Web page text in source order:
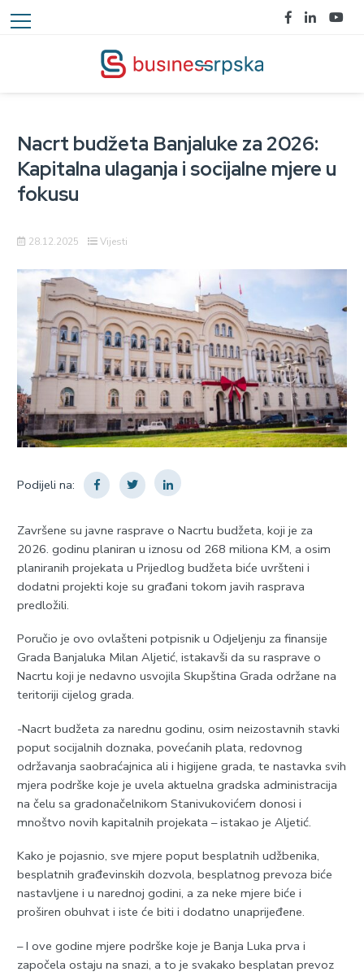
Nacrt budžeta Banjaluke za 2026:
Kapitalna ulaganja i socijalne mjere u
fokusu
28.12.2025 Vijesti
Podijeli na:
Završene su javne rasprave o Nacrtu budžeta, koji je za
2026. godinu planiran u iznosu od 268 miliona KM, a osim
planiranih projekata u Prijedlog budžeta biće uvršteni i
dodatni projekti koje su građani tokom javih rasprava
predložili.
Poručio je ovo ovlašteni potpisnik u Odjeljenju za finansije
Grada Banjaluka Milan Aljetić, istakavši da su rasprave o
Nacrtu koji je nedavno usvojila Skupština Grada održane na
teritoriji cijelog grada.
-Nacrt budžeta za narednu godinu, osim neizostavnih stavki
poput socijalnih doznaka, povećanih plata, redovnog
održavanja saobraćajnica ali i higijene grada, te nastavka svih
mjera podrške koje je uvela aktuelna gradska administracija
na čelu sa gradonačelnikom Stanivukovićem donosi i
mnoštvo novih kapitalnih projekata – istakao je Aljetić.
Kako je pojasnio, sve mjere poput besplatnih udžbenika,
besplatnih građevinskih dozvola, besplatnog prevoza biće
nastavljene i u narednoj godini, a za neke mjere biće i
proširen obuhvat i iste će biti i dodatno unaprijeđene.
– I ove godine mjere podrške koje je Banja Luka prva i
započela ostaju na snazi, a to je svakako besplatan prevoz